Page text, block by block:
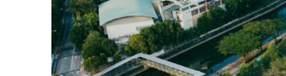
17 lutego 2024
Jak wybrać odpowiednie
do twojego systemu